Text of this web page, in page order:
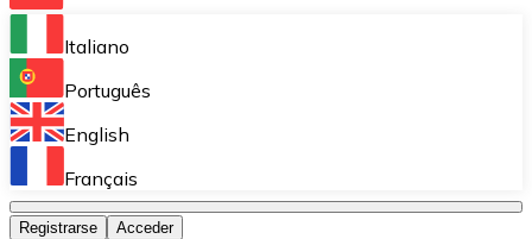
Bitnovo Ramp
Integra nuestra solución en tu plataforma.
Bitnovo Giftcards
Bitnovo OTC
Italiano
Português
English
Français
Registrarse Acceder